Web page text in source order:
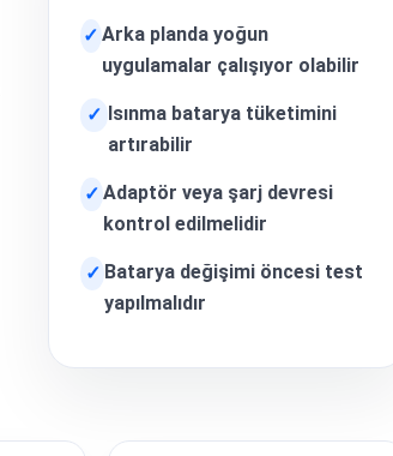
✓ Arka planda yoğun
uygulamalar çalışıyor olabilir
✓ Isınma batarya tüketimini
artırabilir
✓ Adaptör veya şarj devresi
kontrol edilmelidir
✓ Batarya değişimi öncesi test
yapılmalıdır